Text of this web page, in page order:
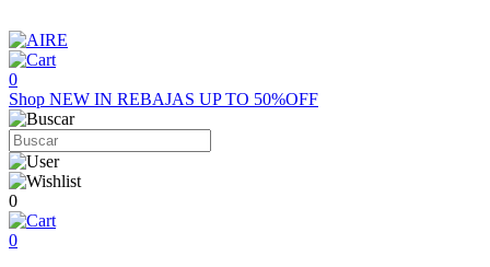
0
Shop NEW IN REBAJAS UP TO 50%OFF
0
0